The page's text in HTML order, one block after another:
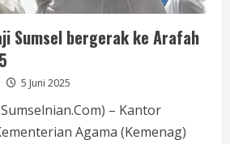
Sumsel bergerak ke Arafah
5 Juni 2025
– Kantor
Agama (Kemenag)